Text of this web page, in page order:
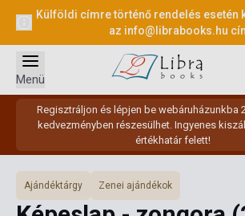
Külföldi címre történő rendelés esetén
az info@librabooks.hu
Regisztráljon és lépjen be webáruházunkba
kedvezményben részesülhet. Ingyenes
értékhatár felett!
Menü
Ajándéktárgy Zenei ajándékok